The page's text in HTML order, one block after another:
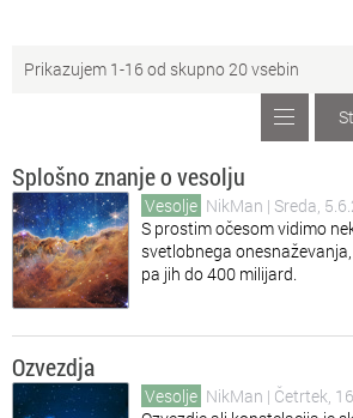
Šp Šport
Ve Vesolje
Zg Zgodovina
Prikazujem 1-16 od skupno 20 vsebin
Splošno znanje o vesolju
Vesolje NikMan | Sreda,
S prostim očesom vidimo
svetlobnega
pa jih do 400 milijard.
Ozvezdja
Vesolje NikMan | Četrtek,